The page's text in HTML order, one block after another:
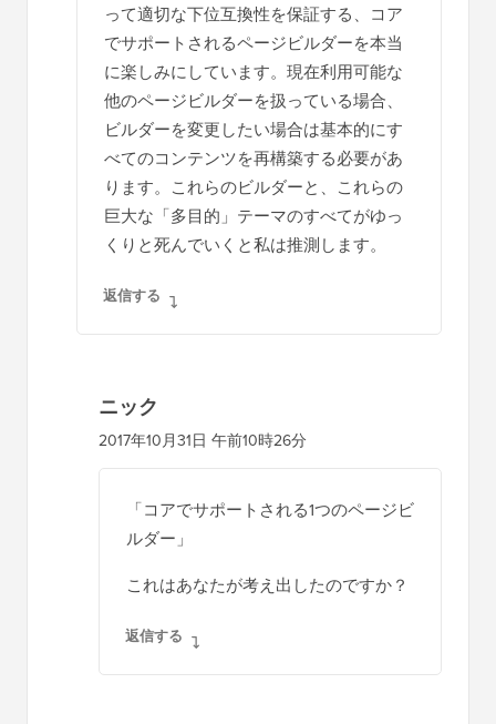
って適切な下位互換性を保証する、コア
でサポートされるページビルダーを本当
に楽しみにしています。現在利用可能な
他のページビルダーを扱っている場合、
ビルダーを変更したい場合は基本的にす
べてのコンテンツを再構築する必要があ
ります。これらのビルダーと、これらの
巨大な「多目的」テーマのすべてがゆっ
くりと死んでいくと私は推測します。
返信する
ニック
2017年10月31日 午前10時26分
「コアでサポートされる1つのページビ
ルダー」
これはあなたが考え出したのですか？
返信する